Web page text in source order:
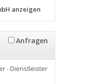
anzeigen
Anfragen
- Dienstleister